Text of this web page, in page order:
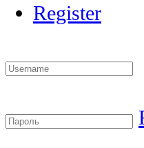
Register